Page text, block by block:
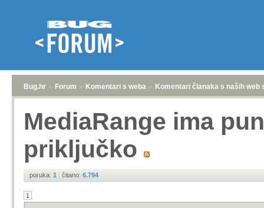
Bug.hr » Forum » Komentari s weba » Komentari članaka s naših web
MediaRange ima
priključko
poruka: 1 | čitano: 6.794
1